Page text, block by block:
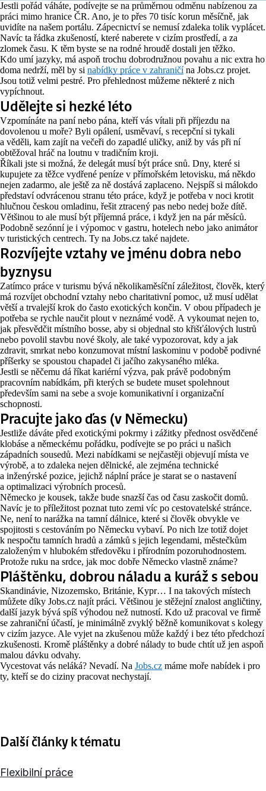
Jestli pořád váháte, podívejte se na průměrnou odměnu nabízenou za
práci mimo hranice ČR. Ano, je to přes 70 tisíc korun měsíčně, jak
uvidíte na našem portálu. Zápecnictví se nemusí zdaleka tolik vyplácet.
Navíc ta řádka zkušeností, které naberete v cizím prostředí, a za
zlomek času. K těm byste se na rodné hroudě dostali jen těžko.
Kdo umí jazyky, má aspoň trochu dobrodružnou povahu a nic extra ho
doma nedrží, měl by si nabídky práce v zahraničína Jobs.cz projet.
Jsou totiž velmi pestré. Pro přehlednost můžeme některé z nich
vypíchnout.
Udělejte si hezké léto
Vzpomínáte na paní nebo pána, kteří vás vítali při příjezdu na
dovolenou u moře? Byli opálení, usměvaví, s recepční si tykali
a věděli, kam zajít na večeři do zapadlé uličky, aniž by vás při ní
obtěžoval hráč na loutnu v tradičním kroji.
Říkali jste si možná, že delegát musí být práce snů. Dny, které si
kupujete za těžce vydřené peníze v přímořském letovisku, má někdo
nejen zadarmo, ale ještě za ně dostává zaplaceno. Nejspíš si málokdo
představí odvrácenou stranu této práce, když je potřeba v noci krotit
hlučnou českou omladinu, řešit ztracený pas nebo nedej bože dítě.
Většinou to ale musí být příjemná práce, i když jen na pár měsíců.
Podobně sezónní je i výpomoc v gastru, hotelech nebo jako animátor
v turistických centrech. Ty na Jobs.cz také najdete.
Rozvíjejte vztahy ve jménu dobra nebo
byznysu
Zatímco práce v turismu bývá několikaměsíční záležitost, člověk, který
má rozvíjet obchodní vztahy nebo charitativní pomoc, už musí udělat
větší a trvalejší krok do často exotických končin. V obou případech je
potřeba se rychle naučit plout v neznámé vodě. A vykoumat nejen to,
jak přesvědčit místního bosse, aby si objednal sto křišťálových lustrů
nebo povolil stavbu nové školy, ale také vypozorovat, kdy a jak
zdravit, smrkat nebo konzumovat místní laskominu v podobě podivné
příšerky se spoustou chapadel či jačího zakysaného mléka.
Jestli se něčemu dá říkat kariérní výzva, pak právě podobným
pracovním nabídkám, při kterých se budete muset spolehnout
především sami na sebe a svoje komunikativní i organizační
schopnosti.
Pracujte jako ďas (v Německu)
Jestliže dáváte před exotickými pokrmy i zážitky přednost osvědčené
klobáse a německému pořádku, podívejte se po práci u našich
západních sousedů. Mezi nabídkami se nejčastěji objevují místa ve
výrobě, a to zdaleka nejen dělnické, ale zejména technické
a inženýrské pozice, jejichž náplní práce je starat se o nastavení
a optimalizaci výrobních procesů.
Německo je kousek, takže bude snazší čas od času zaskočit domů.
Navíc je to příležitost poznat tuto zemi víc po cestovatelské stránce.
Ne, není to narážka na tamní dálnice, které si člověk obvykle ve
spojitosti s cestováním po Německu vybaví. Po nich lze totiž dojet
k nespočtu tamních hradů a zámků s jejich legendami, městečkům
založeným v hlubokém středověku i přírodním pozoruhodnostem.
Protože ruku na srdce, jak moc dobře Německo vlastně známe?
Pláštěnku, dobrou náladu a kuráž s sebou
Skandinávie, Nizozemsko, Británie, Kypr… I na takových místech
můžete díky Jobs.cz najít práci. Většinou je stěžejní znalost angličtiny,
další jazyk bývá spíš výhodou než nutností. Kdo už pracoval ve firmě
se zahraniční účastí, je minimálně zvyklý běžně komunikovat s kolegy
v cizím jazyce. Ale vyjet na zkušenou může každý i bez této předchozí
zkušenosti. Kromě pláštěnky a dobré nálady to bude chtít už jen aspoň
malou dávku odvahy.
Vycestovat vás neláká? Nevadí. Na Jobs.cz máme moře nabídek i pro
ty, kteří se do ciziny pracovat nechystají.
Další články k tématu
Flexibilní práce